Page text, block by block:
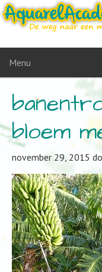
Menu
bloem
november 29, 2015